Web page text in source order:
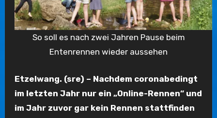
So soll es nach zwei Jahren Pause beim
Entenrennen wieder aussehen
Etzelwang. (sre) – Nachdem coronabedingt
im letzten Jahr nur ein „Online-Rennen“ und
im Jahr zuvor gar kein Rennen stattfinden